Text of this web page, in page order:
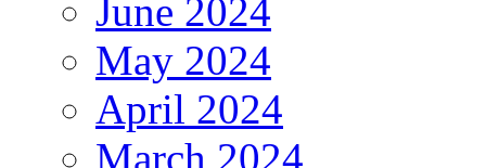
June 2024
May 2024
April 2024
March 2024